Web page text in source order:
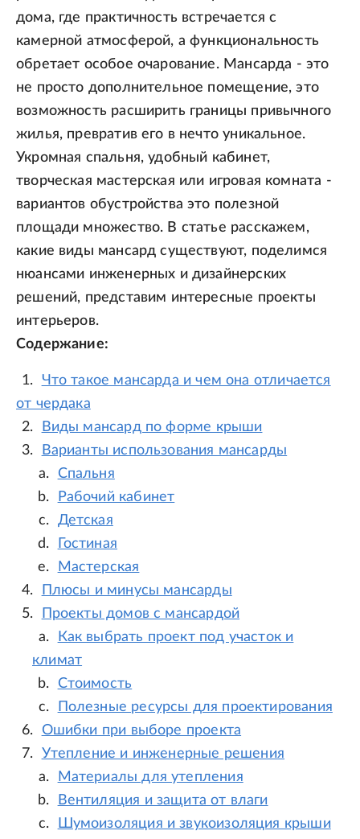
дома, где практичность встречается с
камерной атмосферой, а функциональность
обретает особое очарование. Мансарда - это
не просто дополнительное помещение, это
возможность расширить границы привычного
жилья, превратив его в нечто уникальное.
Укромная спальня, удобный кабинет,
творческая мастерская или игровая комната -
вариантов обустройства это полезной
площади множество. В статье расскажем,
какие виды мансард существуют, поделимся
нюансами инженерных и дизайнерских
решений, представим интересные проекты
интерьеров.
Содержание:
Что такое мансарда и чем она отличается
от чердака
Виды мансард по форме крыши
Варианты использования мансарды
Спальня
Рабочий кабинет
Детская
Гостиная
Мастерская
Плюсы и минусы мансарды
Проекты домов с мансардой
Как выбрать проект под участок и
климат
Стоимость
Полезные ресурсы для проектирования
Ошибки при выборе проекта
Утепление и инженерные решения
Материалы для утепления
Вентиляция и защита от влаги
Шумоизоляция и звукоизоляция крыши